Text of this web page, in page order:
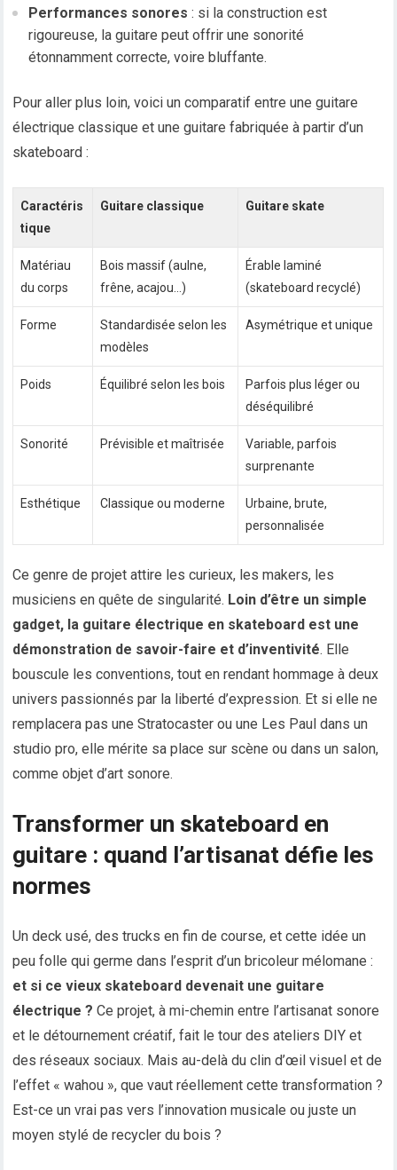
Performances sonores : si la construction est
rigoureuse, la guitare peut offrir une sonorité
étonnamment correcte, voire bluffante.
Pour aller plus loin, voici un comparatif entre une guitare
électrique classique et une guitare fabriquée à partir d’un
skateboard :
Caractéris
tique
Guitare classique Guitare skate
Matériau
du corps
Bois massif (aulne,
frêne, acajou…)
Érable laminé
(skateboard recyclé)
Forme
Standardisée selon les
modèles
Asymétrique et unique
Poids Équilibré selon les bois
Parfois plus léger ou
déséquilibré
Sonorité Prévisible et maîtrisée
Variable, parfois
surprenante
Esthétique Classique ou moderne
Urbaine, brute,
personnalisée
Ce genre de projet attire les curieux, les makers, les
musiciens en quête de singularité. Loin d’être un simple
gadget, la guitare électrique en skateboard est une
démonstration de savoir-faire et d’inventivité. Elle
bouscule les conventions, tout en rendant hommage à deux
univers passionnés par la liberté d’expression. Et si elle ne
remplacera pas une Stratocaster ou une Les Paul dans un
studio pro, elle mérite sa place sur scène ou dans un salon,
comme objet d’art sonore.
Transformer un skateboard en
guitare : quand l’artisanat défie les
normes
Un deck usé, des trucks en fin de course, et cette idée un
peu folle qui germe dans l’esprit d’un bricoleur mélomane :
et si ce vieux skateboard devenait une guitare
électrique ? Ce projet, à mi-chemin entre l’artisanat sonore
et le détournement créatif, fait le tour des ateliers DIY et
des réseaux sociaux. Mais au-delà du clin d’œil visuel et de
l’effet « wahou », que vaut réellement cette transformation ?
Est-ce un vrai pas vers l’innovation musicale ou juste un
moyen stylé de recycler du bois ?